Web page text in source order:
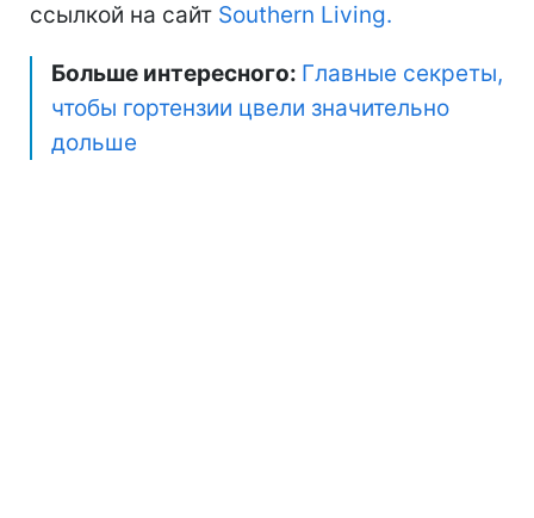
ссылкой на сайт Southern Living.
Больше интересного: Главные секреты,
чтобы гортензии цвели значительно
дольше